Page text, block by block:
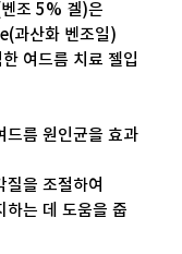
조 5% 겔)은
과산화 벤조일)
여드름 치료 젤입
드름 원인균을 효과
질을 조절하여
하는 데 도움을 줍